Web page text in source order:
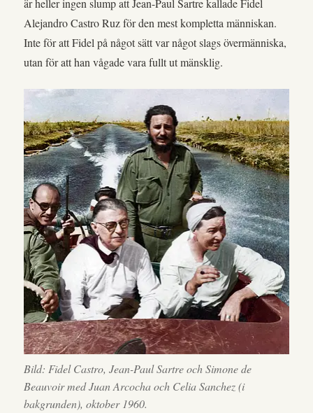
Alejandro Castro Ruz för den mest kompletta människan.
Inte för att Fidel på något sätt var något slags övermänniska,
utan för att han vågade vara fullt ut mänsklig.
Bild: Fidel Castro, Jean-Paul Sartre och Simone de
Beauvoir med Juan Arcocha och Celia Sanchez (i
bakgrunden), oktober 1960.